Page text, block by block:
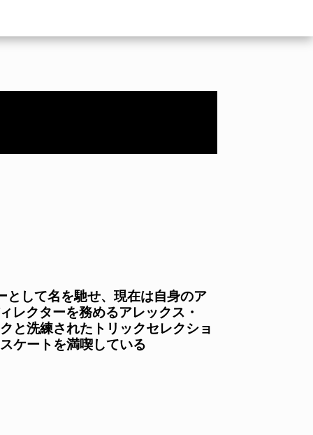
して名を馳せ、現在は自身のア
クターを務めるアレックス・
と洗練されたトリックセレクショ
ケートを満喫している